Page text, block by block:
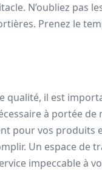
N’oubliez pas
Prenez le
il est
à portée
pour vos
Un espace de
impeccable à